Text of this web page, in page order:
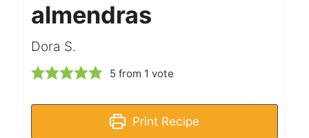
almendras
Dora S.
5 from 1 vote
Print Recipe